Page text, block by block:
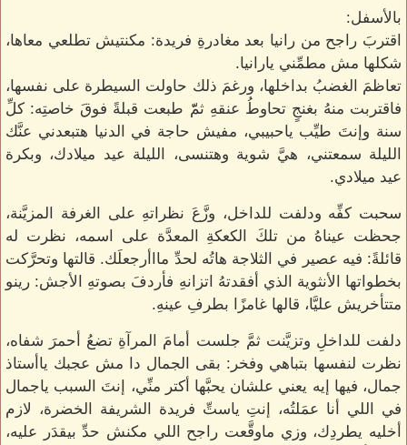
بالأسفل:
اقتربَ راجح من رانيا بعد مغادرةِ فريدة: مكنتيش تطلعي معاها،
شكلها مش مطمِّني يارانيا.
تعاظمَ الغضبُ بداخلها، ورغمَ ذلك حاولت السيطرة على نفسها،
فاقتربت منهُ بغنجٍ تحاوطُ عنقهِ ثمّّ طبعت قبلةً فوقَ خاصتِه: كلِّ
سنة وإنتَ طيِّب ياحبيبي، مفيش حاجة في الدنيا هتبعدني عنَّك
الليلة سمعتني، هيَّ شوية وهتنسى، الليلة عيد ميلادك، وبكرة
عيد ميلادي.
سحبت كفِّه ودلفت للداخل، وزَّعَ نظراتهِ على الغرفة المزيَّنة،
جحظت عيناهُ من تلكَ الكعكةِ المعدَّة على اسمه، نظرت له
قائلةً: فيه عصير في الثلاجة هاتُه لحدِّ مااأرجعلَك. قالتها وتحرَّكت
بخطواتها الأنثوية الذي أفقدتهُ اتزانهِ فأردفَ بصوتهِ الأجش: رينو
متتأخريش عليَّا، قالها غامزًا بطرفِ عينهِ.
دلفت للداخلِ وتزيَّنت ثمَّ جلست أمامَ المرآةِ تضعُ أحمرَ شفاه،
نظرت لنفسها بتباهي وفخر: بقى الجمال دا مش عجبك ياأستاذ
جمال، فيها إيه يعني علشان يحبَّها أكتر منِّي، إنتَ السبب ياجمال
في اللي أنا عمَلتُه، إنتِ ياستِّ فريدة الشريفة الخضرة، لازم
أخليه يطردِك، وزي ماوقَّعت راجح اللي مكنش حدِّ بيقدَر عليه،